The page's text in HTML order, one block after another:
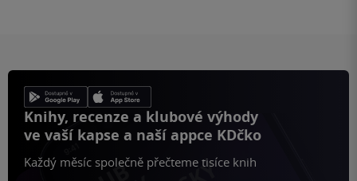
Knihy, recenze a klubové výhody
ve vaší kapse a naší appce KDčko
Každý měsíc společně přečteme tisíce knih